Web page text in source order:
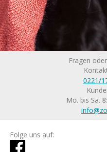
Fragen
0221/
Mo. bis Sa.
Folge uns auf: